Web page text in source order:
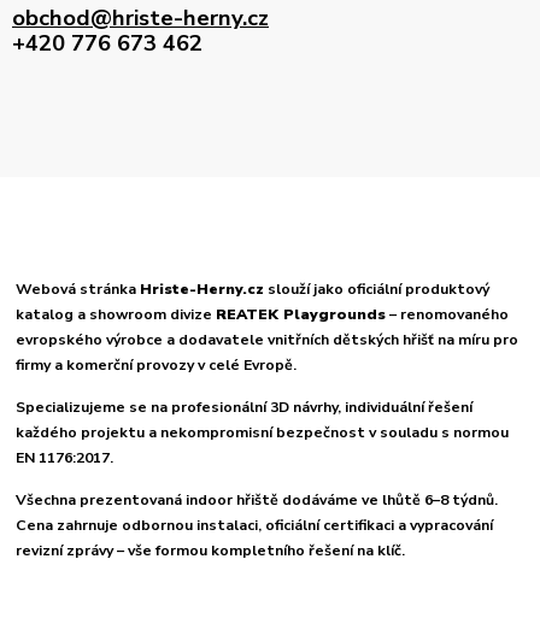
obchod@hriste-herny.cz
+420 776 673 462
Webová stránka Hriste-Herny.cz slouží jako oficiální produktový
katalog a showroom divize REATEK Playgrounds– renomovaného
evropského výrobce a dodavatele vnitřních dětských hřišť na míru pro
firmy a komerční provozy v celé Evropě.
Specializujeme se na profesionální 3D návrhy, individuální řešení
každého projektu a nekompromisní bezpečnost v souladu s normou
EN 1176:2017.
Všechna prezentovaná indoor hřiště dodáváme ve lhůtě 6–8 týdnů.
Cena zahrnuje odbornou instalaci, oficiální certifikaci a vypracování
revizní zprávy – vše formou kompletního řešení na klíč.